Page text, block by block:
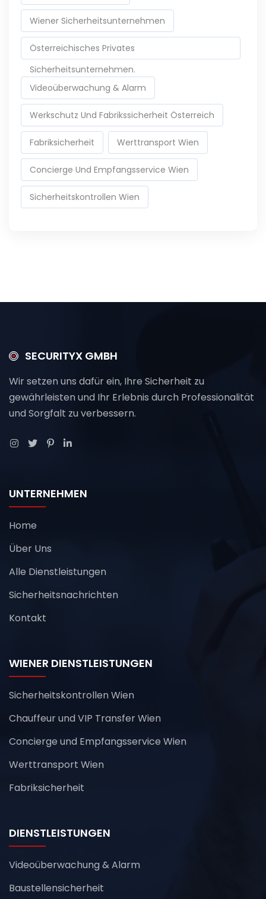
Wiener Sicherheitsunternehmen
Österreichisches Privates
Sicherheitsunternehmen.
Videoüberwachung & Alarm
Werkschutz Und Fabrikssicherheit Österreich
Fabriksicherheit Werttransport Wien
Concierge Und Empfangsservice Wien
Sicherheitskontrollen Wien
SECURITYX GMBH
Wir setzen uns dafür ein, Ihre Sicherheit zu
gewährleisten und Ihr Erlebnis durch Professionalität
und Sorgfalt zu verbessern.
UNTERNEHMEN
Home
Über Uns
Alle Dienstleistungen
Sicherheitsnachrichten
Kontakt
WIENER DIENSTLEISTUNGEN
Sicherheitskontrollen Wien
Chauffeur und VIP Transfer Wien
Concierge und Empfangsservice Wien
Werttransport Wien
Fabriksicherheit
DIENSTLEISTUNGEN
Videoüberwachung & Alarm
Baustellensicherheit